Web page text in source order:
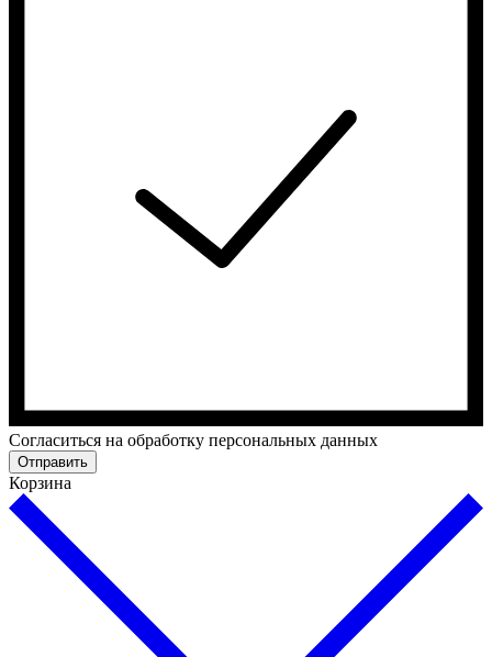
Cогласиться на обработку персональных данных
Отправить
Корзина